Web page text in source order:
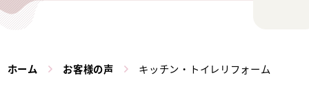
ホーム お客様の声 キッチン・トイレリフォーム